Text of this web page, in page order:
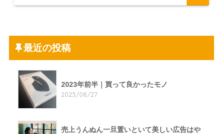
最近の投稿
2023年前半｜買って良かったモノ
2023/08/27
売上うんぬん一旦置いといて美しい広告はや